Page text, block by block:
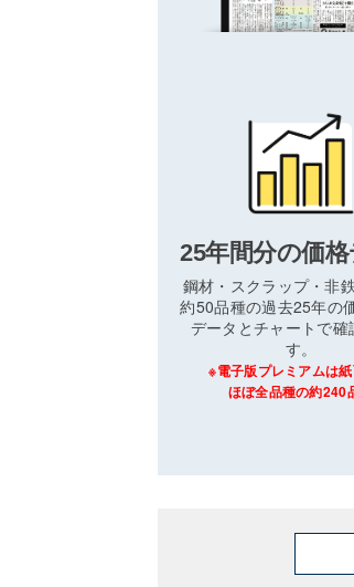
25年間分の価格
鋼材・スクラップ・非
約50品種の過去25年の
データとチャートで確
す。
※電子版プレミアムは
ほぼ全品種の約240